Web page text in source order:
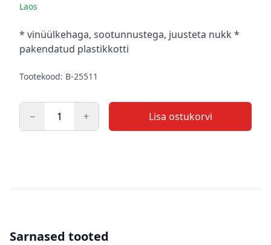
Laos
Kirjeldus
* vinüülkehaga, sootunnustega, juusteta nukk *
pakendatud plastikkotti
Tootekood: B-25511
− + Lisa ostukorvi
Sarnased tooted